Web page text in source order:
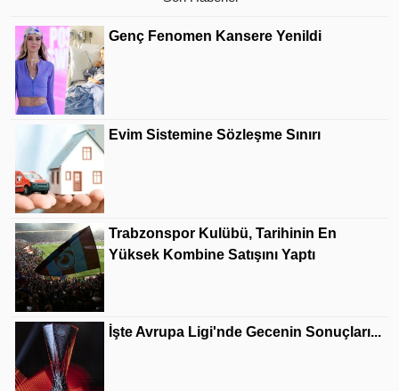
Genç Fenomen Kansere Yenildi
Evim Sistemine Sözleşme Sınırı
Trabzonspor Kulübü, Tarihinin En
Yüksek Kombine Satışını Yaptı
İşte Avrupa Ligi'nde Gecenin Sonuçları...